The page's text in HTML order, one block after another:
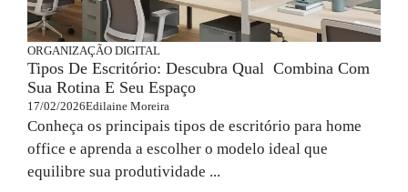
ORGANIZAÇÃO DIGITAL
Tipos De Escritório: Descubra Qual Combina Com
Sua Rotina E Seu Espaço
17/02/2026Edilaine Moreira
Conheça os principais tipos de escritório para home
office e aprenda a escolher o modelo ideal que
equilibre sua produtividade ...